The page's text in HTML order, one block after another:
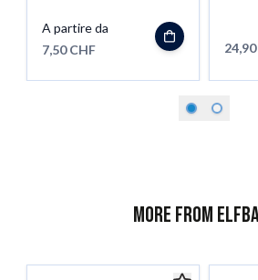
A partire da
7,50 CHF
More from